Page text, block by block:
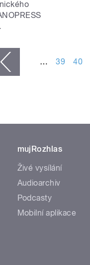
… 39 40
mujRozhlas
Živé vysílání
Audioarchiv
Podcasty
Mobilní aplikace